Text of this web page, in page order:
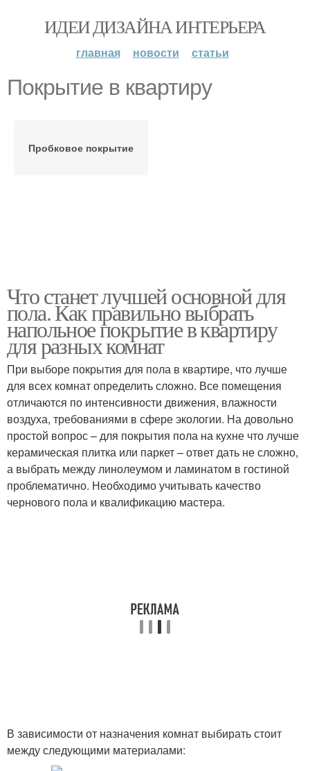
ИДЕИ ДИЗАЙНА ИНТЕРЬЕРА
главная новости статьи
Покрытие в квартиру
Пробковое покрытие
Что станет лучшей основной для
пола. Как правильно выбрать
напольное покрытие в квартиру
для разных комнат
При выборе покрытия для пола в квартире, что лучше
для всех комнат определить сложно. Все помещения
отличаются по интенсивности движения, влажности
воздуха, требованиями в сфере экологии. На довольно
простой вопрос – для покрытия пола на кухне что лучше
керамическая плитка или паркет – ответ дать не сложно,
а выбрать между линолеумом и ламинатом в гостиной
проблематично. Необходимо учитывать качество
чернового пола и квалификацию мастера.
В зависимости от назначения комнат выбирать стоит
между следующими материалами: